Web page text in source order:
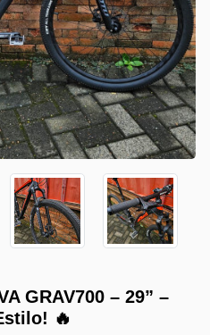
GRAV700 – 29” –
🔥